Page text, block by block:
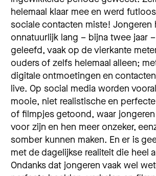
helemaal klaar mee en werd
sociale contacten miste! Jongeren
onnatuurlijk lang – bijna twee jaar
geleefd, vaak op de vierkante
ouders of zelfs helemaal alleen;
digitale ontmoetingen en
live. Op social media worden
mooie, niet realistische en
of filmpjes getoond, waar
voor zijn en hen meer onzeker,
somber kunnen maken. En er is
met de dagelijkse realiteit die heel
Ondanks dat jongeren vaak wel